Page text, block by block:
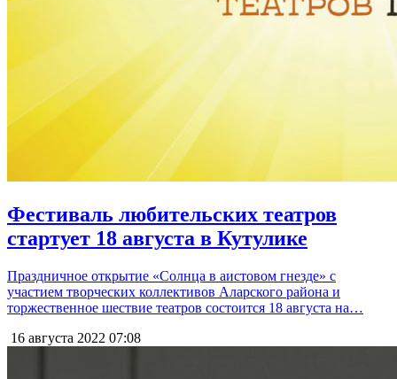
Фестиваль любительских театров
стартует 18 августа в Кутулике
Праздничное открытие «Солнца в аистовом гнезде» с
участием творческих коллективов Аларского района и
торжественное шествие театров состоится 18 августа на…
16 августа 2022 07:08